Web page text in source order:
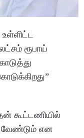
உள்ளிட்ட
ரூபாய்
கூட்டணியில்
வேண்டும் என